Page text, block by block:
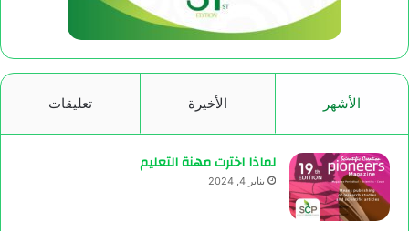
الأشهر الأخيرة تعليقات
لماذا اخترت مهنة التعليم
يناير 4, 2024